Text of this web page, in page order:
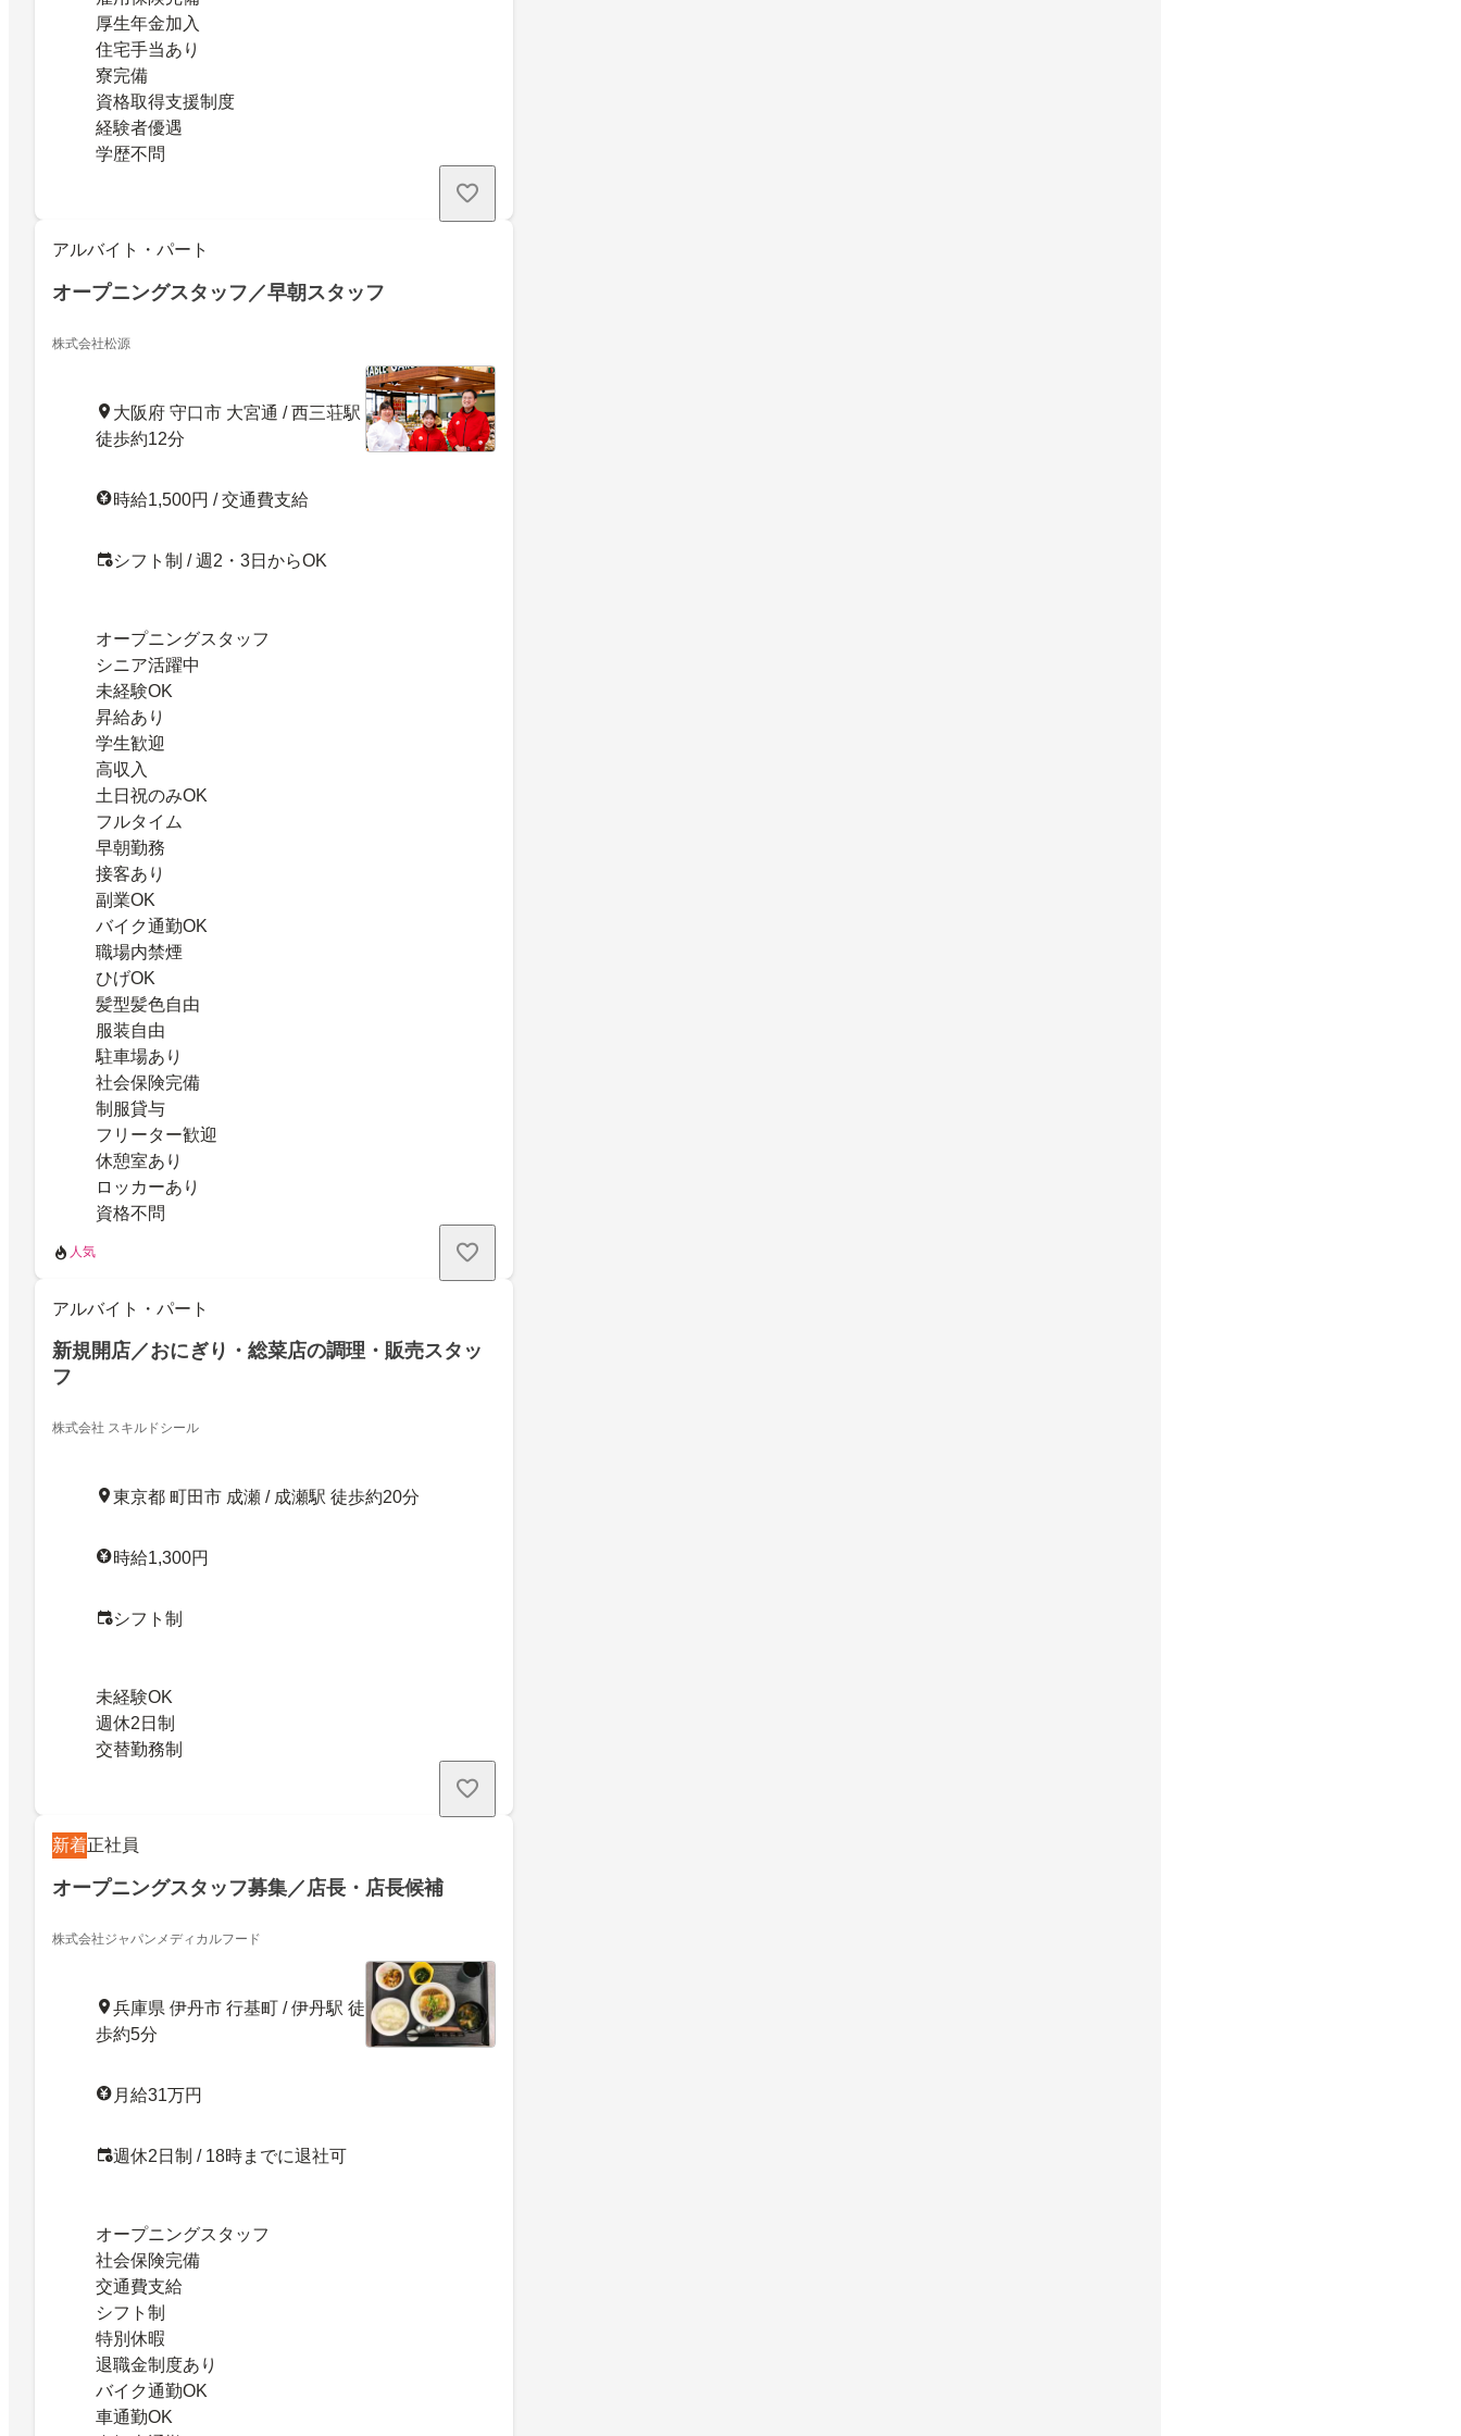
厚生年金加入
住宅手当あり
寮完備
資格取得支援制度
経験者優遇
学歴不問
アルバイト・パート
オープニングスタッフ／早朝スタッフ
株式会社松源
大阪府 守口市 大宮通 / 西三荘駅
徒歩約12分
時給1,500円 / 交通費支給
シフト制 / 週2・3日からOK
オープニングスタッフ
シニア活躍中
未経験OK
昇給あり
学生歓迎
高収入
土日祝のみOK
フルタイム
早朝勤務
接客あり
副業OK
バイク通勤OK
職場内禁煙
ひげOK
髪型髪色自由
服装自由
駐車場あり
社会保険完備
制服貸与
フリーター歓迎
休憩室あり
ロッカーあり
資格不問
人気
アルバイト・パート
新規開店／おにぎり・総菜店の調理・販売スタッ
フ
株式会社 スキルドシール
東京都 町田市 成瀬 / 成瀬駅 徒歩約20分
時給1,300円
シフト制
未経験OK
週休2日制
交替勤務制
新着正社員
オープニングスタッフ募集／店長・店長候補
株式会社ジャパンメディカルフード
兵庫県 伊丹市 行基町 / 伊丹駅 徒
歩約5分
月給31万円
週休2日制 / 18時までに退社可
オープニングスタッフ
社会保険完備
交通費支給
シフト制
特別休暇
退職金制度あり
バイク通勤OK
車通勤OK